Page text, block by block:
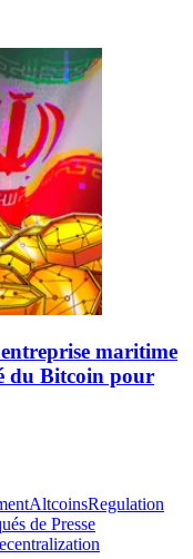
maritime
du Bitcoin pour
AltcoinsRegulation
de Presse